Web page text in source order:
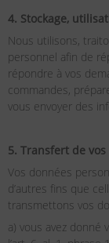
4. Stockage,
Nous utilisons,
personnel afin de
répondre à vos
commandes,
vous envoyer des
5. Transfert de
Vos données
d’autres fins que
transmettons vos
a) vous avez